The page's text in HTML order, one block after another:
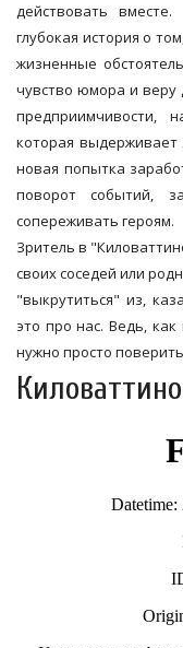
действовать
глубокая история о
жизненные
чувство юмора и веру
которая
новая попытка
поворот событий,
сопереживать героям.
Зритель в
своих соседей или
"выкрутиться" из,
это про нас. Ведь,
нужно просто